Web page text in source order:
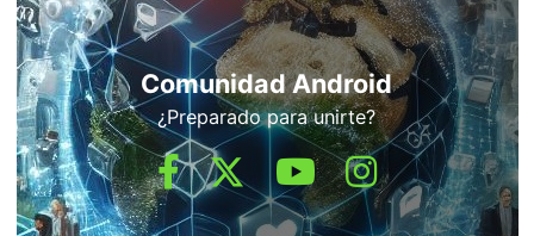
Comunidad Android
¿Preparado para unirte?